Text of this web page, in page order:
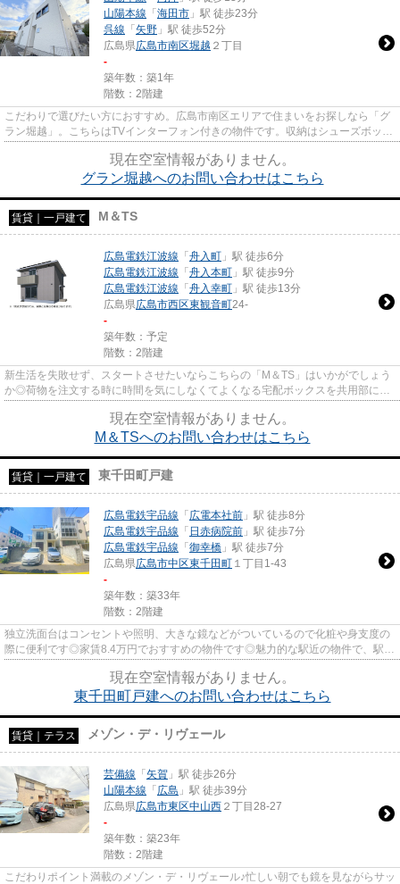
山陽本線 「 海田市 」駅 徒歩23分
呉線 「 矢野 」駅 徒歩52分
広島県広島市南区堀越 ２丁目
-
築年数：築1年
階数：2階建
こだわりで選びたい方におすすめ。広島市南区エリアで住まいをお探しなら「グ
ラン堀越」。こちらはTVインターフォン付きの物件です。収納はシューズボック
現在空室情報がありません。
グラン堀越へのお問い合わせはこちら
賃貸｜一戸建て M＆TS
広島電鉄江波線 「 舟入町 」駅 徒歩6分
広島電鉄江波線 「 舟入本町 」駅 徒歩9分
広島電鉄江波線 「 舟入幸町 」駅 徒歩13分
広島県広島市西区東観音町24-
-
築年数：予定
階数：2階建
新生活を失敗せず、スタートさせたいならこちらの「M＆TS」はいかがでしょう
か◎荷物を注文する時に時間を気にしなくてよくなる宅配ボックスを共用部に備
現在空室情報がありません。
M＆TSへのお問い合わせはこちら
賃貸｜一戸建て 東千田町戸建
広島電鉄宇品線 「 広電本社前 」駅 徒歩8分
広島電鉄宇品線 「 日赤病院前 」駅 徒歩7分
広島電鉄宇品線 「 御幸橋 」駅 徒歩7分
広島県広島市中区東千田町 １丁目1-43
-
築年数：築33年
階数：2階建
独立洗面台はコンセントや照明、大きな鏡などがついているので化粧や身支度の
際に便利です◎家賃8.4万円でおすすめの物件です◎魅力的な駅近の物件で、駅ま
現在空室情報がありません。
東千田町戸建へのお問い合わせはこちら
賃貸｜テラス メゾン・デ・リヴェール
芸備線 「 矢賀 」駅 徒歩26分
山陽本線 「 広島 」駅 徒歩39分
広島県広島市東区中山西 ２丁目28-27
-
築年数：築23年
階数：2階建
こだわりポイント満載のメゾン・デ・リヴェール♪忙しい朝でも鏡を見ながらサッ